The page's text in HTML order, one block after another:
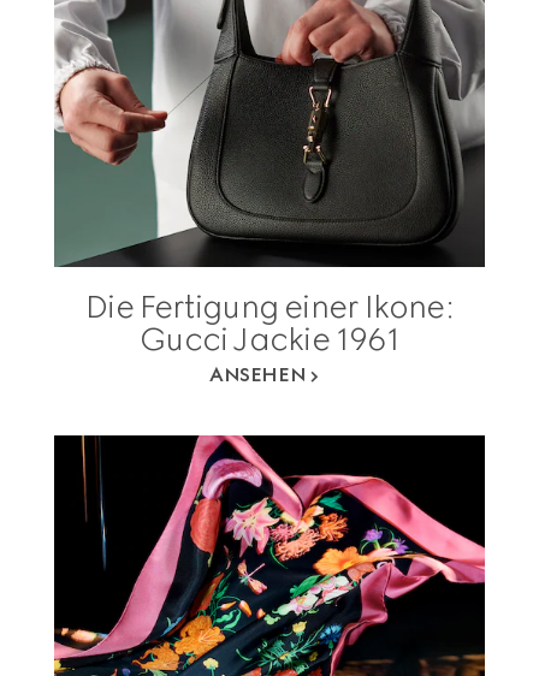
Die Fertigung einer Ikone:
Gucci Jackie 1961
ANSEHEN